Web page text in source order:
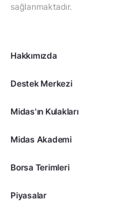
Hakkımızda
Destek Merkezi
Midas'ın Kulakları
Midas Akademi
Borsa Terimleri
Piyasalar
sağlanmaktadır.